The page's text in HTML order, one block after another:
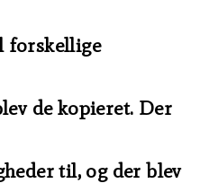
forskellige
de kopieret. Der
til, og der blev